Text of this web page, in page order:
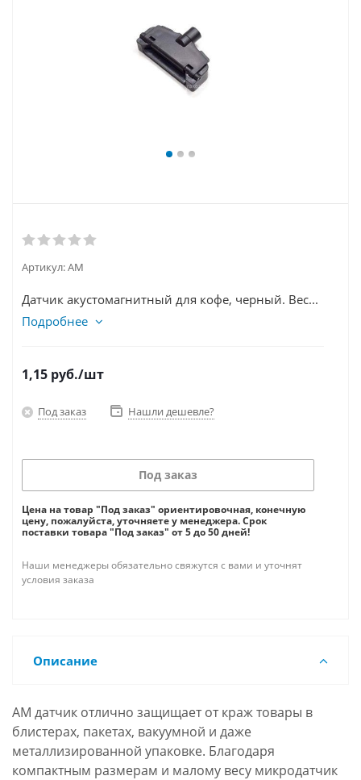
Артикул:АМ
Датчик акустомагнитный для кофе, черный. Вес...
Подробнее
1,15 руб./шт
Под заказ Нашли дешевле?
Под заказ
Цена на товар "Под заказ" ориентировочная, конечную
цену, пожалуйста, уточняете у менеджера. Срок
поставки товара "Под заказ" от 5 до 50 дней!
Наши менеджеры обязательно свяжутся с вами и уточнят
условия заказа
Описание
АМ датчик отлично защищает от краж товары в
блистерах, пакетах, вакуумной и даже
металлизированной упаковке. Благодаря
компактным размерам и малому весу микродатчик